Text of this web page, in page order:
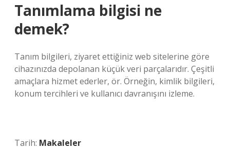
Tanımlama bilgisi ne
demek?
Tanım bilgileri, ziyaret ettiğiniz web sitelerine göre
cihazınızda depolanan küçük veri parçalarıdır. Çeşitli
amaçlara hizmet ederler, ör. Örneğin, kimlik bilgileri,
konum tercihleri ​​ve kullanıcı davranışını izleme.
Tarih: Makaleler